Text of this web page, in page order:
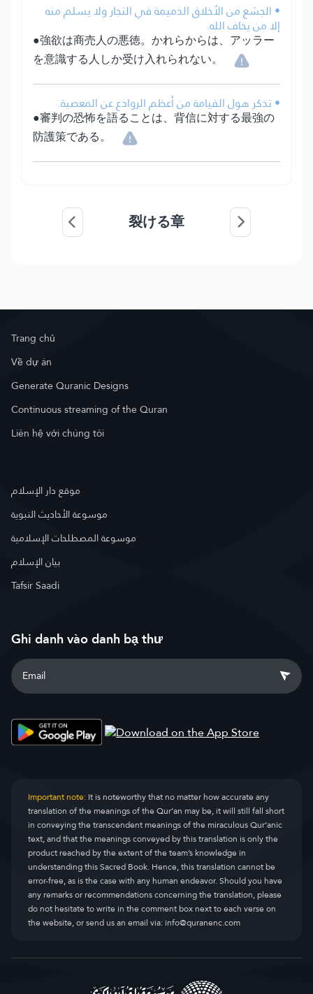
• الجشع من الأخلاق الذميمة في التجار ولا يسلم منه
إلا من يخاف الله.
●強欲は商売人の悪徳。かれらからは、アッラー
を意識する人しか受け入れられない。
• تذكر هول القيامة من أعظم الروادع عن المعصية.
●審判の恐怖を語ることは、背信に対する最強の
防護策である。
裂ける章
Trang chủ
Về dự án
Generate Quranic Designs
Continuous streaming of the Quran
Liên hệ với chúng tôi
موقع دار الإسلام
موسوعة الأحاديث النبوية
موسوعة المصطلحات الإسلامية
بيان الإسلام
Tafsir Saadi
Ghi danh vào danh bạ thư
Important note:It is noteworthy that no matter how accurate any
translation of the meanings of the Qur’an may be, it will still fall short
in conveying the transcendent meanings of the miraculous Qur’anic
text, and that the meanings conveyed by this translation is only the
product reached by the extent of the team’s knowledge in
understanding this Sacred Book. Hence, this translation cannot be
error-free, as is the case with any human endeavor. Should you have
any remarks or recommendations concerning the translation, please
do not hesitate to write in the comment box next to each verse on
the website, or send us an email via:info@quranenc.com